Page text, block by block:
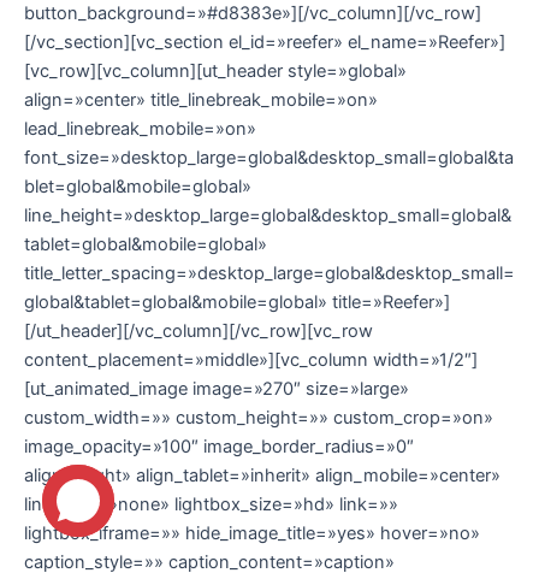
button_background=»#d8383e»][/vc_column][/vc_row]
[/vc_section][vc_section el_id=»reefer» el_name=»Reefer»]
[vc_row][vc_column][ut_header style=»global»
align=»center» title_linebreak_mobile=»on»
lead_linebreak_mobile=»on»
font_size=»desktop_large=global&desktop_small=global&ta
blet=global&mobile=global»
line_height=»desktop_large=global&desktop_small=global&
tablet=global&mobile=global»
title_letter_spacing=»desktop_large=global&desktop_small=
global&tablet=global&mobile=global» title=»Reefer»]
[/ut_header][/vc_column][/vc_row][vc_row
content_placement=»middle»][vc_column width=»1/2″]
[ut_animated_image image=»270″ size=»large»
custom_width=»» custom_height=»» custom_crop=»on»
image_opacity=»100″ image_border_radius=»0″
align=»right» align_tablet=»inherit» align_mobile=»center»
link_type=»none» lightbox_size=»hd» link=»»
lightbox_iframe=»» hide_image_title=»yes» hover=»no»
caption_style=»» caption_content=»caption»